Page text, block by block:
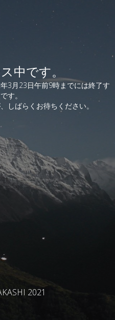
中です。
3月23日午前9時までには終了す
す。
しばらくお待ちください。
2021